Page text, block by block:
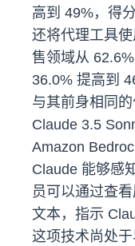
高到 49%，得
还将代理工具
售领域从
36.0% 提高到
与其前身相同
Claude 3.5
Amazon
Claude 能够感
员可以通过查
文本，指示
这项技术尚处